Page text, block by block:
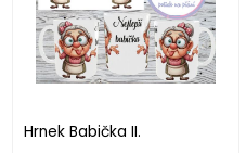
Hrnek Babička II.